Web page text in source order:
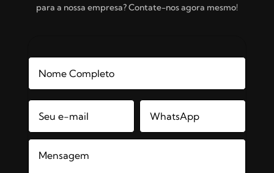
para a nossa empresa? Contate-nos agora mesmo!